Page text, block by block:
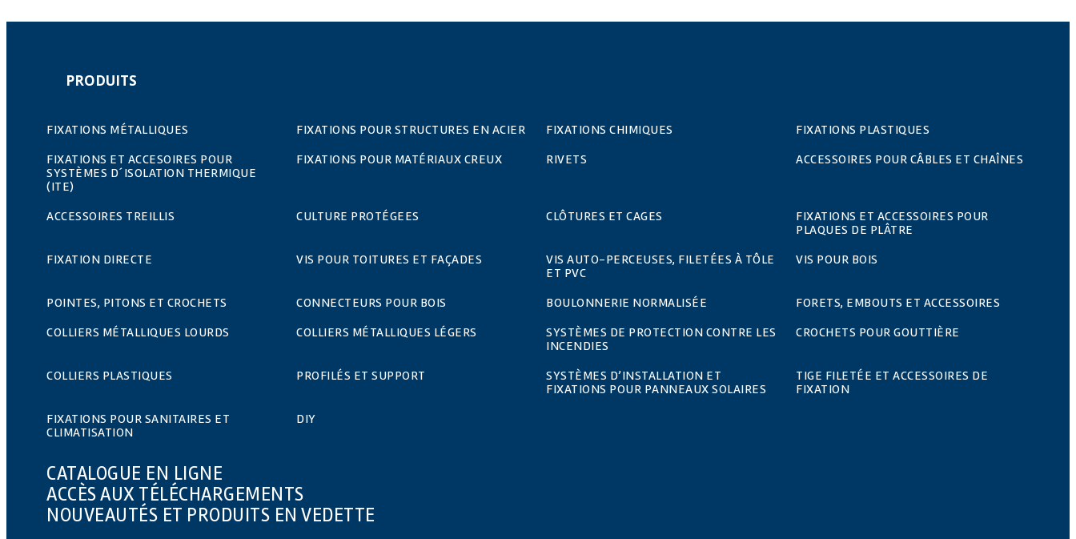
PRODUITS
FIXATIONS MÉTALLIQUES FIXATIONS POUR STRUCTURES EN ACIER FIXATIONS CHIMIQUES
FIXATIONS PLASTIQUES
FIXATIONS ET ACCESOIRES POUR
SYSTÈMES D´ISOLATION THERMIQUE
(ITE)
FIXATIONS POUR MATÉRIAUX CREUX RIVETS ACCESSOIRES POUR CÂBLES ET CHAÎNES
ACCESSOIRES TREILLIS CULTURE PROTÉGEES CLÔTURES ET CAGES
FIXATIONS ET ACCESSOIRES POUR
PLAQUES DE PLÂTRE
FIXATION DIRECTE
VIS POUR TOITURES ET FAÇADES
VIS AUTO-PERCEUSES, FILETÉES À TÔLE
ET PVC
VIS POUR BOIS
POINTES, PITONS ET CROCHETS CONNECTEURS POUR BOIS BOULONNERIE NORMALISÉE
FORETS, EMBOUTS ET ACCESSOIRES
COLLIERS MÉTALLIQUES LOURDS
COLLIERS MÉTALLIQUES LÉGERS
SYSTÈMES DE PROTECTION CONTRE LES
INCENDIES
CROCHETS POUR GOUTTIÈRE
COLLIERS PLASTIQUES PROFILÉS ET SUPPORT
SYSTÈMES D’INSTALLATION ET
FIXATIONS POUR PANNEAUX SOLAIRES
TIGE FILETÉE ET ACCESSOIRES DE
FIXATION
FIXATIONS POUR SANITAIRES ET
CLIMATISATION
DIY
CATALOGUE EN LIGNE
ACCÈS AUX TÉLÉCHARGEMENTS
NOUVEAUTÉS ET PRODUITS EN VEDETTE